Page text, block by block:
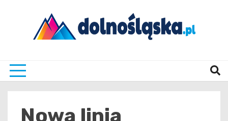
Nowa linia